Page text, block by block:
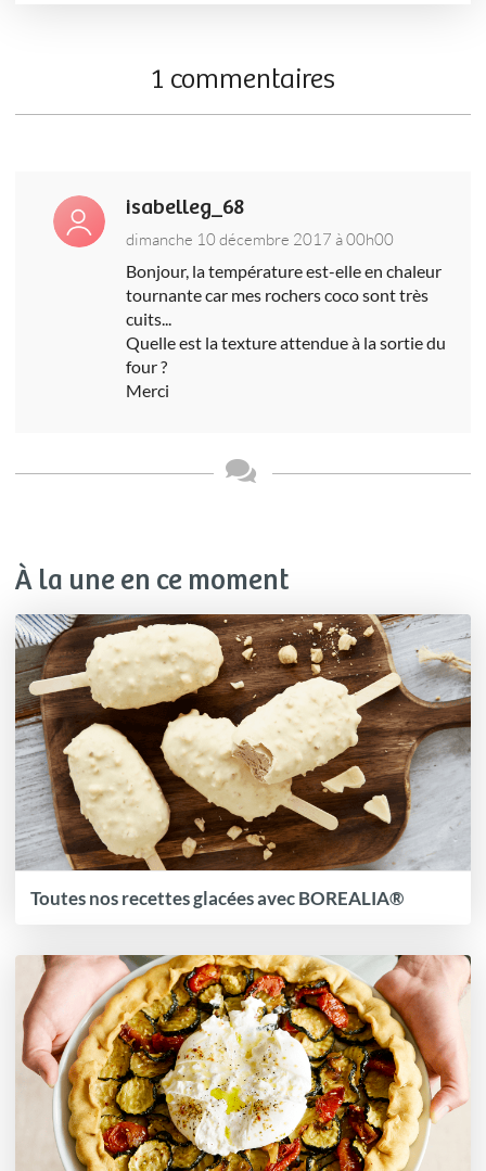
1 commentaires
isabelleg_68
dimanche 10 décembre 2017 à 00h00
Bonjour, la température est-elle en chaleur
tournante car mes rochers coco sont très
cuits...
Quelle est la texture attendue à la sortie du
four ?
Merci
À la une en ce moment
Toutes nos recettes glacées avec BOREALIA®